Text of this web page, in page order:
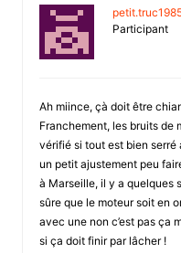
Participant
Ah miince, çà doit être
Franchement, les bruits de
vérifié si tout est bien serré
un petit ajustement peu
à Marseille, il y a quelques
sûre que le moteur soit en
avec une non c’est pas ça
si ça doit finir par lâcher !